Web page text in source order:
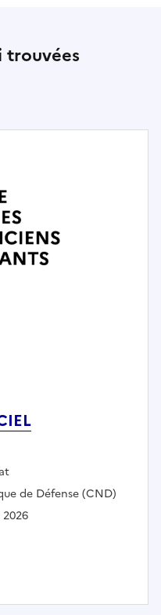
de Défense (CND)
LOGICIEL